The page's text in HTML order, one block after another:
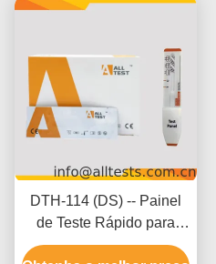
DTH-114 (DS) -- Painel
de Teste Rápido para
Maconha (THC) (Urina)